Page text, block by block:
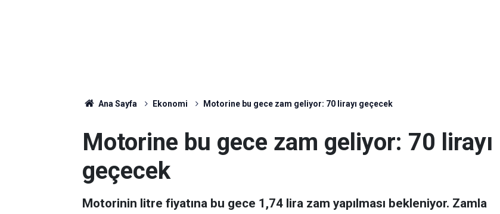
Ana Sayfa Ekonomi Motorine bu gece zam geliyor: 70 lirayı geçecek
Motorine bu gece zam geliyor: 70 lirayı
geçecek
Motorinin litre fiyatına bu gece 1,74 lira zam yapılması bekleniyor. Zamla